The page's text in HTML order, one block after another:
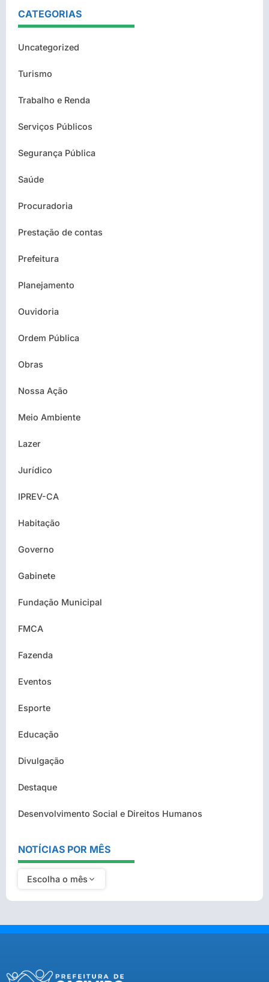
CATEGORIAS
Uncategorized
Turismo
Trabalho e Renda
Serviços Públicos
Segurança Pública
Saúde
Procuradoria
Prestação de contas
Prefeitura
Planejamento
Ouvidoria
Ordem Pública
Obras
Nossa Ação
Meio Ambiente
Lazer
Jurídico
IPREV-CA
Habitação
Governo
Gabinete
Fundação Municipal
FMCA
Fazenda
Eventos
Esporte
Educação
Divulgação
Destaque
Desenvolvimento Social e Direitos Humanos
NOTÍCIAS POR MÊS
Escolha o mês